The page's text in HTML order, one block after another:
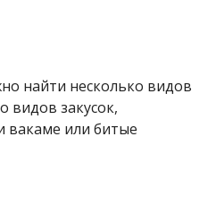
найти несколько видов
видов закусок,
вакаме или битые